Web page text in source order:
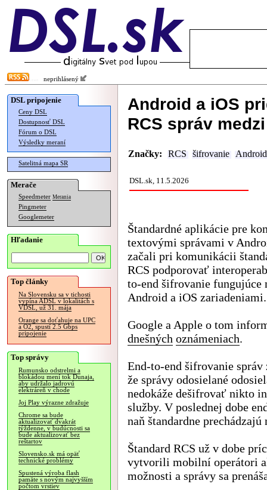
neprihlásený
DSL pripojenie
Ceny DSL
Dostupnosť DSL
Fórum o DSL
Výsledky meraní
Satelitná mapa SR
Merače
Speedmeter Merania
Pingmeter
Googlemeter
Hľadanie
Top články
Na Slovensku sa v tichosti
vypína ADSL v lokalitách s
VDSL, už 31. mája
Orange sa doťahuje na UPC
a O2, spustí 2.5 Gbps
pripojenie
Top správy
Rumunsko odstrelmi a
blokádou mení tok Dunaja,
aby udržalo jadrovú
elektráreň v chode
Joj Play výrazne zdražuje
Chrome sa bude
aktualizovať dvakrát
týždenne, v budúcnosti sa
bude aktualizovať bez
reštartov
Slovensko.sk má opäť
technické problémy
Spustená výroba flash
pamäte s novým najvyšším
počtom vrstiev
Android a iOS
RCS správ
Značky: RCS šifrovanie Android
DSL.sk, 11.5.2026
Štandardné aplikácie pre
textovými správami v
začali pri komunikácii
RCS podporovať
to-end šifrovanie fungujúce
Android a iOS zariadeniami.
Google a Apple o tom
dnešných oznámeniach.
End-to-end šifrovanie správ
že správy odosielané
nedokáže dešifrovať nikto
služby. V poslednej dobe
naň štandardne
Štandard RCS už v dobe
vytvorili mobilní operátori
možnosti a správy sa